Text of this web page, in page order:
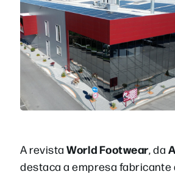
A revistaWorld Footwear, da
destaca a empresa fabricante